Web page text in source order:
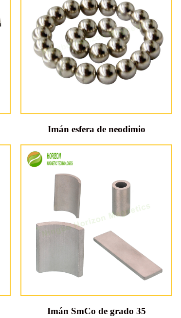
Imán esfera de neodimio
Imán SmCo de grado 35